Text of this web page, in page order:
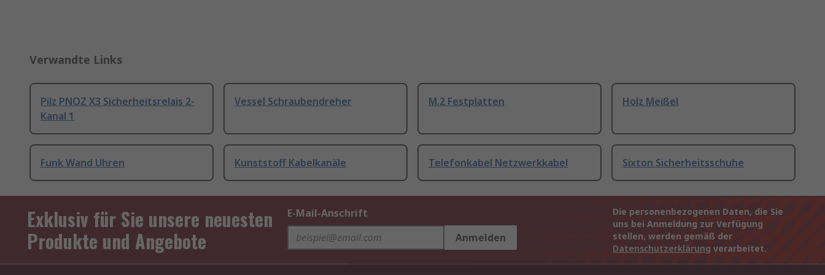
Verwandte Links
Pilz PNOZ X3 Sicherheitsrelais 2-
Kanal 1
Vessel Schraubendreher M.2 Festplatten Holz Meißel
Funk Wand Uhren Kunststoff Kabelkanäle Telefonkabel Netzwerkkabel Sixton Sicherheitsschuhe
Exklusiv für Sie unsere neuesten
Produkte und Angebote
E-Mail-Anschrift
Anmelden
Die personenbezogenen Daten, die Sie
uns bei Anmeldung zur Verfügung
stellen, werden gemäß der
Datenschutzerklärung verarbeitet.